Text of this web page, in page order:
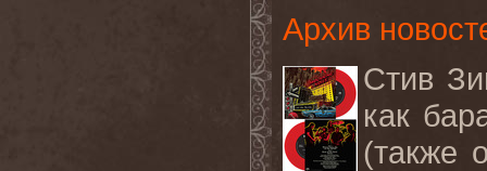
Архив
Стив
как
(также